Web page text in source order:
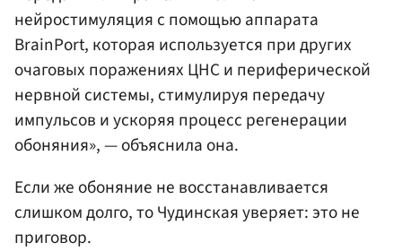
нейростимуляция с помощью аппарата
BrainPort, которая используется при других
очаговых поражениях ЦНС и периферической
нервной системы, стимулируя передачу
импульсов и ускоряя процесс регенерации
обоняния», — объяснила она.
Если же обоняние не восстанавливается
слишком долго, то Чудинская уверяет: это не
приговор.